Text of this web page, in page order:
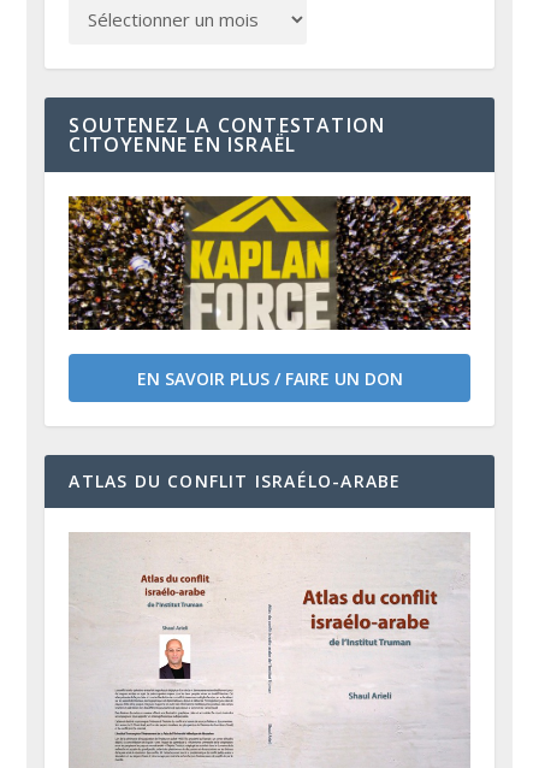
SOUTENEZ LA CONTESTATION
CITOYENNE EN ISRAËL
EN SAVOIR PLUS / FAIRE UN DON
ATLAS DU CONFLIT ISRAÉLO-ARABE